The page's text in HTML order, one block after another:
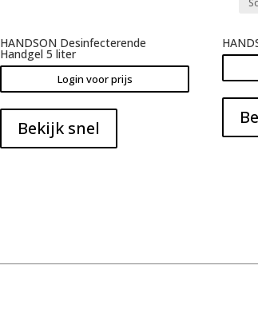
HANDSON Desinfecterende
Handgel 5 liter
Login voor prijs
Bekijk snel